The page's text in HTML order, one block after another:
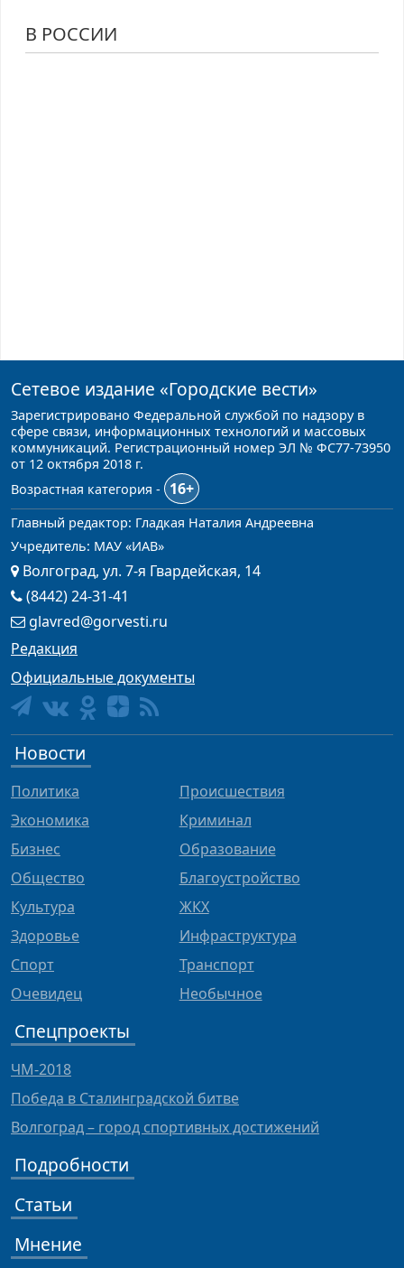
В РОССИИ
Сетевое издание «Городские вести»
Зарегистрировано Федеральной службой по надзору в
сфере связи, информационных технологий и массовых
коммуникаций. Регистрационный номер ЭЛ № ФС77-73950
от 12 октября 2018 г.
Возрастная категория -
16+
Главный редактор: Гладкая Наталия Андреевна
Учредитель: МАУ «ИАВ»
Волгоград, ул. 7-я Гвардейская, 14
(8442) 24-31-41
glavred@gorvesti.ru
Редакция
Официальные документы
Новости
Политика
Экономика
Бизнес
Общество
Культура
Здоровье
Спорт
Очевидец
Происшествия
Криминал
Образование
Благоустройство
ЖКХ
Инфраструктура
Транспорт
Необычное
Спецпроекты
ЧМ-2018
Победа в Сталинградской битве
Волгоград – город спортивных достижений
Подробности
Статьи
Мнение